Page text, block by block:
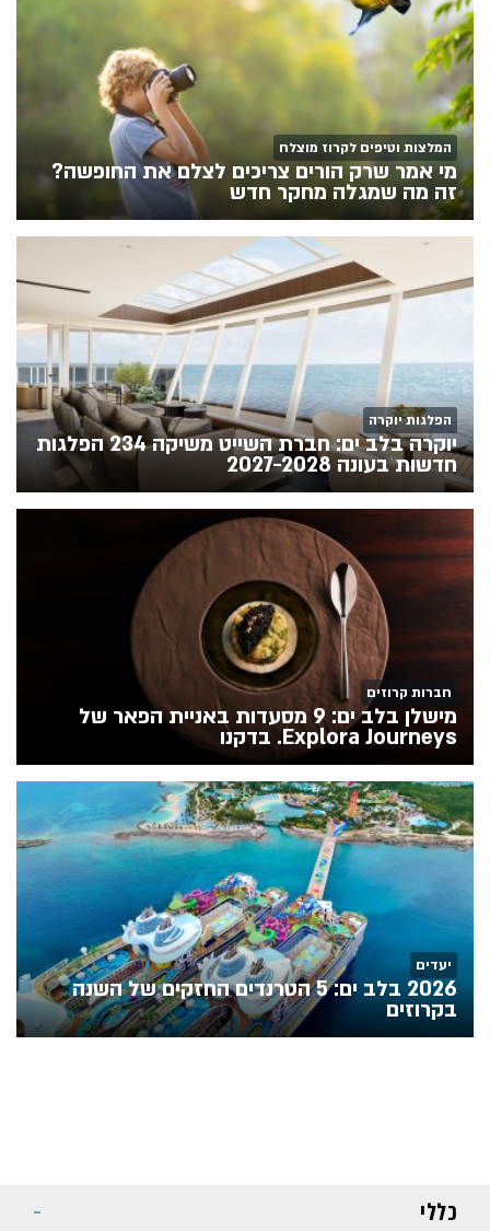
המלצות וטיפים לקרוז מוצלח
מי אמר שרק הורים צריכים לצלם את החופשה?
זה מה שמגלה מחקר חדש
הפלגות יוקרה
יוקרה בלב ים: חברת השייט משיקה 234 הפלגות
חדשות בעונה 2027-2028
חברות קרוזים
מישלן בלב ים: 9 מסעדות באניית הפאר של
Explora Journeys. בדקנו
יעדים
2026 בלב ים: 5 הטרנדים החזקים של השנה
בקרוזים
כללי